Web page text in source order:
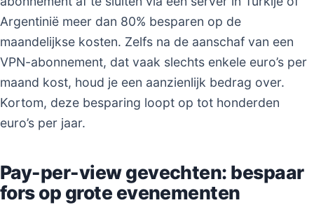
Argentinië meer dan 80% besparen op de
maandelijkse kosten. Zelfs na de aanschaf van een
VPN-abonnement, dat vaak slechts enkele euro’s per
maand kost, houd je een aanzienlijk bedrag over.
Kortom, deze besparing loopt op tot honderden
euro’s per jaar.
Pay-per-view gevechten: bespaar
fors op grote evenementen